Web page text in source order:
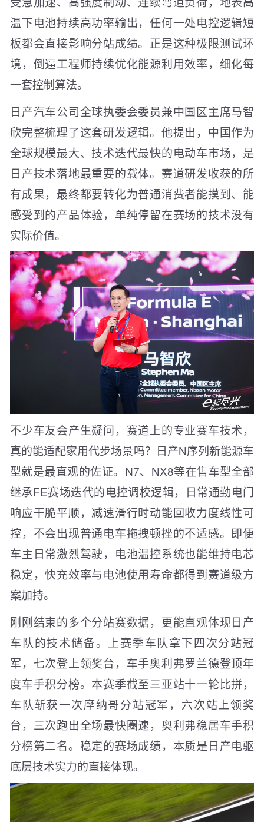
温下电池持续高功率输出，任何一处电控逻辑短
板都会直接影响分站成绩。正是这种极限测试环
境，倒逼工程师持续优化能源利用效率，细化每
一套控制算法。
日产汽车公司全球执委会委员兼中国区主席马智
欣完整梳理了这套研发逻辑。他提出，中国作为
全球规模最大、技术迭代最快的电动车市场，是
日产技术落地最重要的载体。赛道研发收获的所
有成果，最终都要转化为普通消费者能摸到、能
感受到的产品体验，单纯停留在赛场的技术没有
实际价值。
不少车友会产生疑问，赛道上的专业赛车技术，
真的能适配家用代步场景吗？日产N序列新能源车
型就是最直观的佐证。N7、NX8等在售车型全部
继承FE赛场迭代的电控调校逻辑，日常通勤电门
响应干脆平顺，减速滑行时动能回收力度线性可
控，不会出现普通电车拖拽顿挫的不适感。即便
车主日常激烈驾驶，电池温控系统也能维持电芯
稳定，快充效率与电池使用寿命都得到赛道级方
案加持。
刚刚结束的多个分站赛数据，更能直观体现日产
车队的技术储备。上赛季车队拿下四次分站冠
军，七次登上领奖台，车手奥利弗罗兰德登顶年
度车手积分榜。本赛季截至三亚站十一轮比拼，
车队斩获一次摩纳哥分站冠军，六次站上领奖
台，三次跑出全场最快圈速，奥利弗稳居车手积
分榜第二名。稳定的赛场成绩，本质是日产电驱
底层技术实力的直接体现。